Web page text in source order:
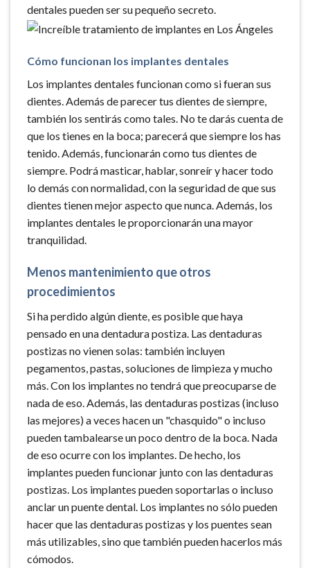
dentales pueden ser su pequeño secreto.
Cómo funcionan los implantes dentales
Los implantes dentales funcionan como si fueran sus
dientes. Además de parecer tus dientes de siempre,
también los sentirás como tales. No te darás cuenta de
que los tienes en la boca; parecerá que siempre los has
tenido. Además, funcionarán como tus dientes de
siempre. Podrá masticar, hablar, sonreír y hacer todo
lo demás con normalidad, con la seguridad de que sus
dientes tienen mejor aspecto que nunca. Además, los
implantes dentales le proporcionarán una mayor
tranquilidad.
Menos mantenimiento que otros
procedimientos
Si ha perdido algún diente, es posible que haya
pensado en una dentadura postiza. Las dentaduras
postizas no vienen solas: también incluyen
pegamentos, pastas, soluciones de limpieza y mucho
más. Con los implantes no tendrá que preocuparse de
nada de eso. Además, las dentaduras postizas (incluso
las mejores) a veces hacen un "chasquido" o incluso
pueden tambalearse un poco dentro de la boca. Nada
de eso ocurre con los implantes. De hecho, los
implantes pueden funcionar junto con las dentaduras
postizas. Los implantes pueden soportarlas o incluso
anclar un puente dental. Los implantes no sólo pueden
hacer que las dentaduras postizas y los puentes sean
más utilizables, sino que también pueden hacerlos más
cómodos.